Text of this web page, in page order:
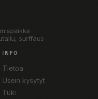
surffaus
INFO
Tietoa
Usein kysytyt
Tuki